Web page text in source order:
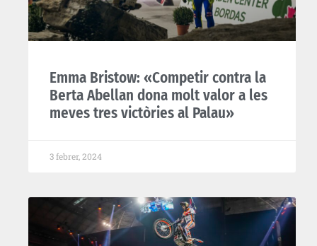
Emma Bristow: «Competir contra la
Berta Abellan dona molt valor a les
meves tres victòries al Palau»
3 febrer, 2024